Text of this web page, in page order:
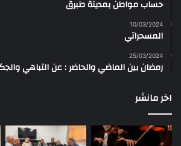
حساب مواطن بمدينة طبرق
10/03/2024
المسحراتي
25/03/2024
رمضان بين الماضي والحاضر : عن التباهي
اخر مانشر